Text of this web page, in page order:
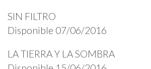
SIN FILTRO
Disponible 07/06/2016
LA TIERRA Y LA SOMBRA